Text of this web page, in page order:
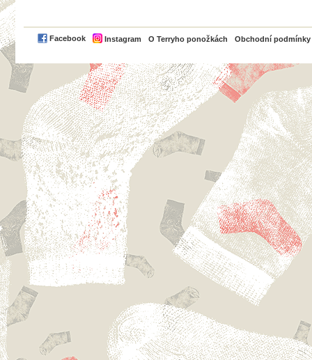
Facebook Instagram O Terryho ponožkách Obchodní podmínky
PayPal